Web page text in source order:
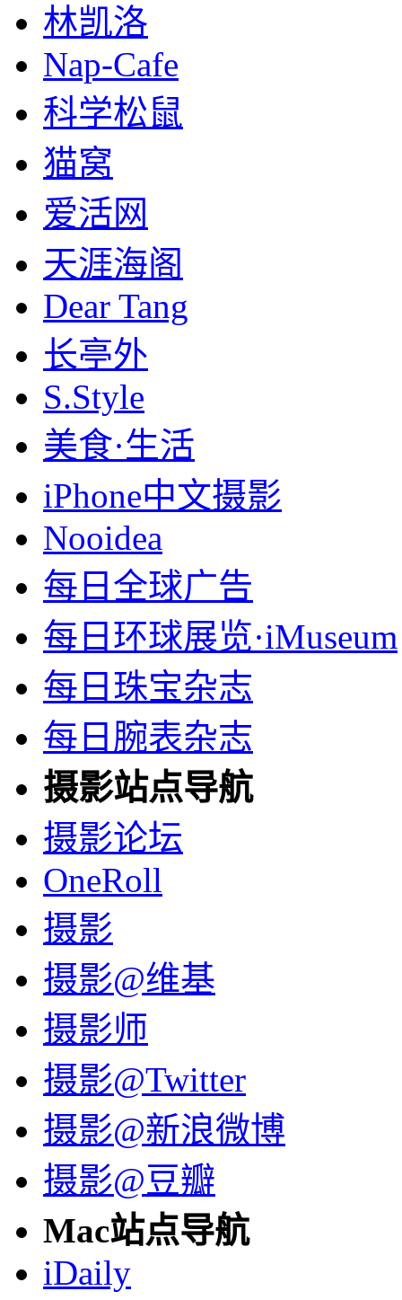
林凯洛
Nap-Cafe
科学松鼠
猫窝
爱活网
天涯海阁
Dear Tang
长亭外
S.Style
美食·生活
iPhone中文摄影
Nooidea
每日全球广告
每日环球展览·iMuseum
每日珠宝杂志
每日腕表杂志
摄影站点导航
摄影论坛
OneRoll
摄影
摄影@维基
摄影师
摄影@Twitter
摄影@新浪微博
摄影@豆瓣
Mac站点导航
iDaily